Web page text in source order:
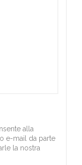
alla
e-mail da parte
la nostra